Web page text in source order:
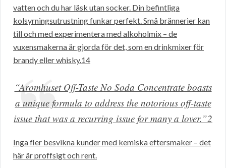
vatten och du har läsk utan socker. Din befintliga
kolsyrningsutrustning funkar perfekt. Små brännerier kan
till och med experimentera med alkoholmix – de
vuxensmakerna är gjorda för det, som en drinkmixer för
brandy eller whisky.14
“Aromhuset Off-Taste No Soda Concentrate boasts
a unique formula to address the notorious off-taste
issue that was a recurring issue for many a lover.”2
Inga fler besvikna kunder med kemiska eftersmaker – det
här är proffsigt och rent.